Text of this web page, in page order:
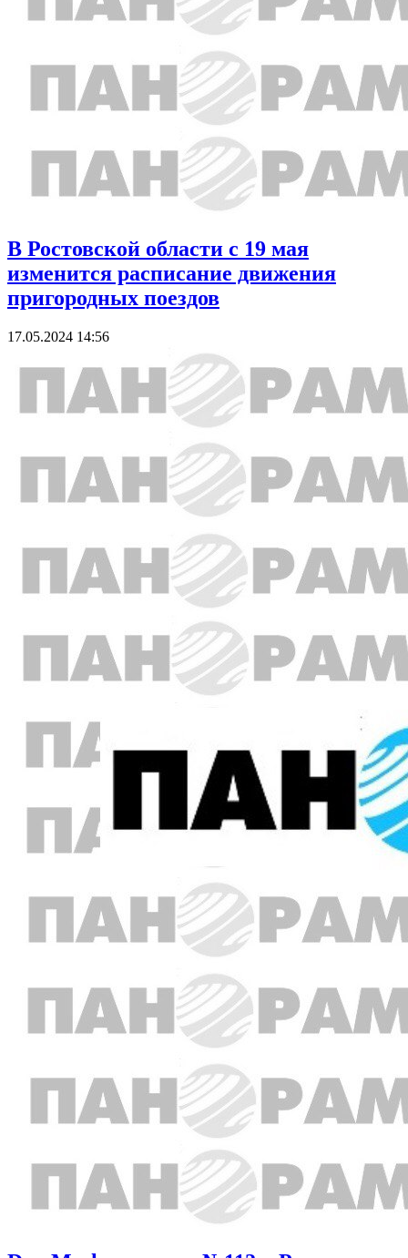
В Ростовской области с 19 мая
изменится расписание движения
пригородных поездов
17.05.2024 14:56